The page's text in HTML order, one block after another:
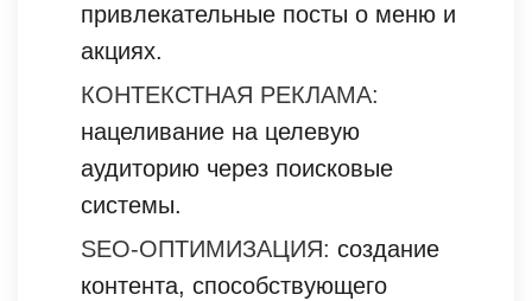
привлекательные посты о меню и
акциях.
КОНТЕКСТНАЯ РЕКЛАМА:
нацеливание на целевую
аудиторию через поисковые
системы.
SEO-ОПТИМИЗАЦИЯ: создание
контента, способствующего